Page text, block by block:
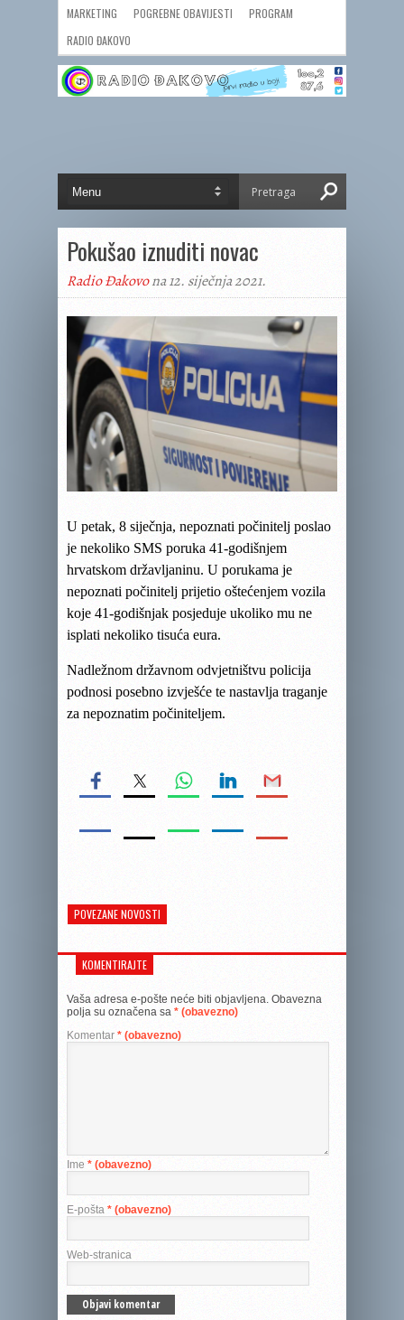
MARKETING POGREBNE OBAVIJESTI
PROGRAM
RADIO ĐAKOVO
Pokušao iznuditi novac
Radio Đakovona 12. siječnja 2021.
U petak, 8 siječnja, nepoznati počinitelj poslao
je nekoliko SMS poruka 41-godišnjem
hrvatskom državljaninu. U porukama je
nepoznati počinitelj prijetio oštećenjem vozila
koje 41-godišnjak posjeduje ukoliko mu ne
isplati nekoliko tisuća eura.
Nadležnom državnom odvjetništvu policija
podnosi posebno izvješće te nastavlja traganje
za nepoznatim počiniteljem.
POVEZANE NOVOSTI
KOMENTIRAJTE
Vaša adresa e-pošte neće biti objavljena. Obavezna
polja su označena sa * (obavezno)
Komentar * (obavezno)
Ime * (obavezno)
E-pošta * (obavezno)
Web-stranica